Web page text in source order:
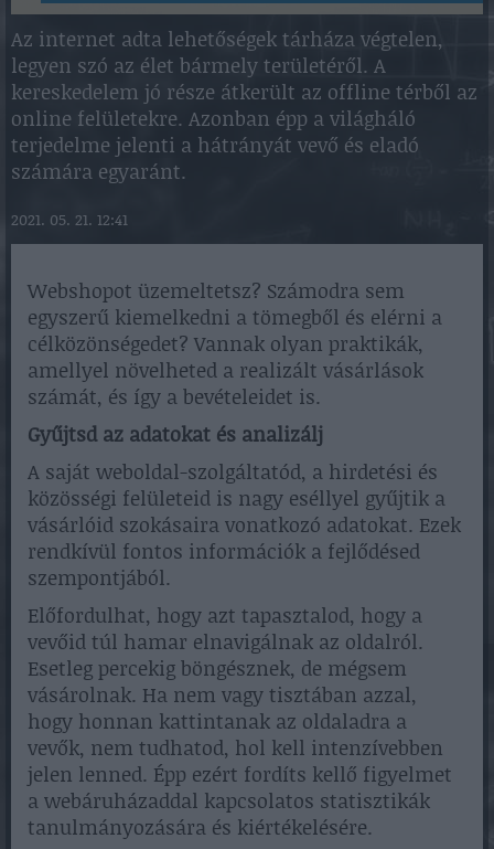
Az internet adta lehetőségek tárháza végtelen,
legyen szó az élet bármely területéről. A
kereskedelem jó része átkerült az offline térből az
online felületekre. Azonban épp a világháló
terjedelme jelenti a hátrányát vevő és eladó
számára egyaránt.
2021. 05. 21. 12:41
Webshopot üzemeltetsz? Számodra sem
egyszerű kiemelkedni a tömegből és elérni a
célközönségedet? Vannak olyan praktikák,
amellyel növelheted a realizált vásárlások
számát, és így a bevételeidet is.
Gyűjtsd az adatokat és analizálj
A saját weboldal-szolgáltatód, a hirdetési és
közösségi felületeid is nagy eséllyel gyűjtik a
vásárlóid szokásaira vonatkozó adatokat. Ezek
rendkívül fontos információk a fejlődésed
szempontjából.
Előfordulhat, hogy azt tapasztalod, hogy a
vevőid túl hamar elnavigálnak az oldalról.
Esetleg percekig böngésznek, de mégsem
vásárolnak. Ha nem vagy tisztában azzal,
hogy honnan kattintanak az oldaladra a
vevők, nem tudhatod, hol kell intenzívebben
jelen lenned. Épp ezért fordíts kellő figyelmet
a webáruházaddal kapcsolatos statisztikák
tanulmányozására és kiértékelésére.